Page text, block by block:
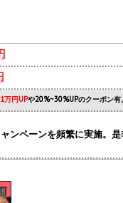
万円UPや20%~30%UPのクーポン有
ンペーンを頻繁に実施。